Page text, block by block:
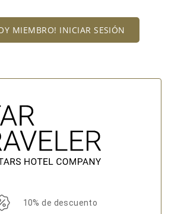
MIEMBRO! INICIAR SESIÓN
10% de descuento